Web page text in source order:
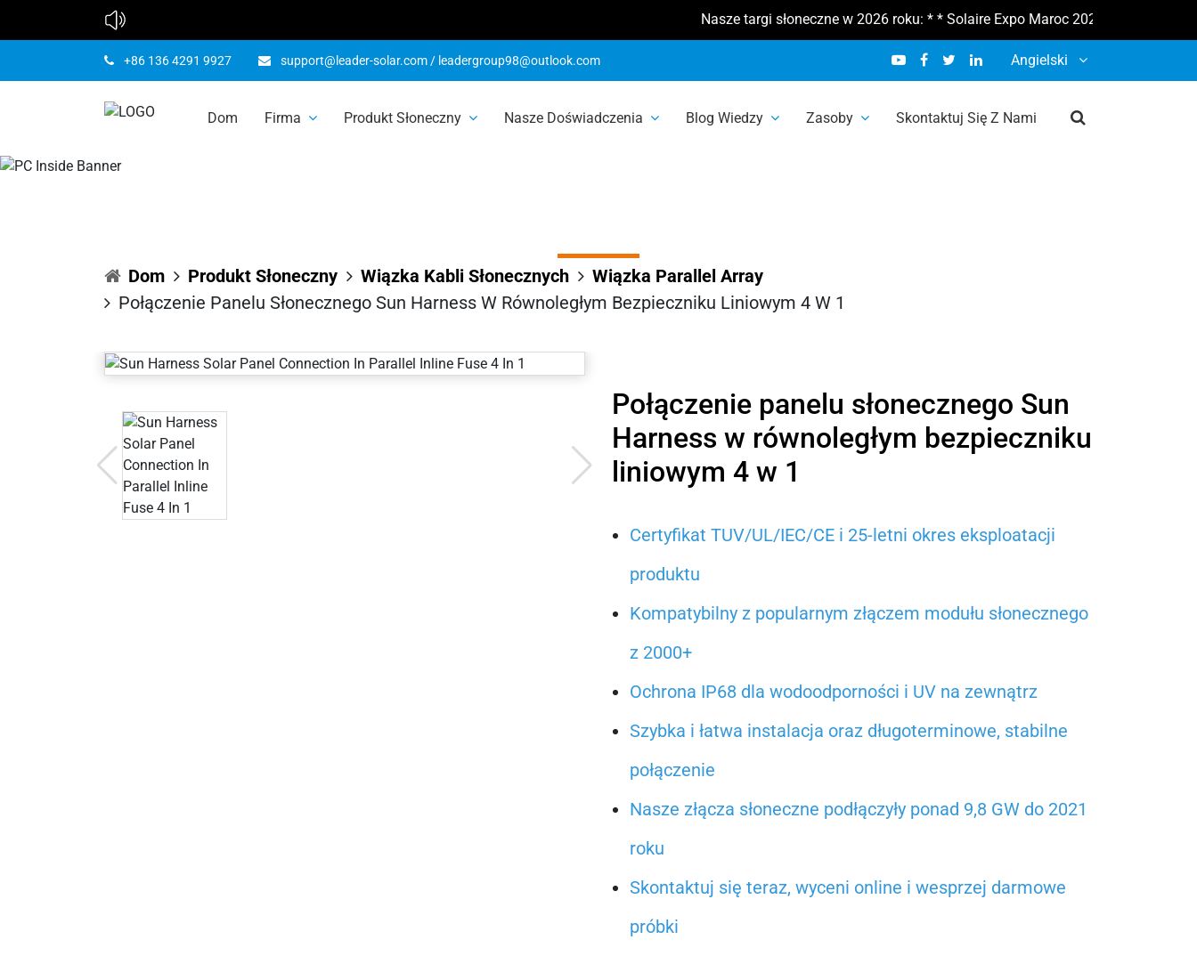
Nasze targi słoneczne w 2026 roku: * * Solaire Expo Maroc 2026 10-12 lutego * *
+86 136 4291 9927 support@leader-solar.com / leadergroup98@outlook.com Angielski
Dom Firma Produkt Słoneczny Nasze Doświadczenia Blog Wiedzy Zasoby Skontaktuj Się Z Nami
Połączenie panelu słonecznego Sun
Harness w równoległym bezpieczniku
Dom Produkt Słoneczny Wiązka Kabli Słonecznych
Wiązka Parallel Array
Połączenie Panelu Słonecznego Sun Harness W Równoległym Bezpieczniku Liniowym 4 W 1
Połączenie panelu słonecznego Sun
Harness w równoległym bezpieczniku
liniowym 4 w 1
Certyfikat TUV/UL/IEC/CE i 25-letni okres eksploatacji
produktu
Kompatybilny z popularnym złączem modułu słonecznego
z 2000+
Ochrona IP68 dla wodoodporności i UV na zewnątrz
Szybka i łatwa instalacja oraz długoterminowe, stabilne
połączenie
Nasze złącza słoneczne podłączyły ponad 9,8 GW do 2021
roku
Skontaktuj się teraz, wyceni online i wesprzej darmowe
próbki